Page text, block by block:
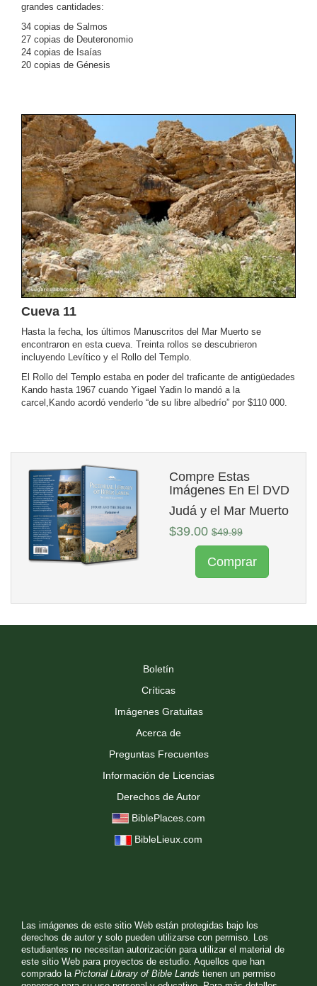
grandes cantidades:
34 copias de Salmos
27 copias de Deuteronomio
24 copias de Isaías
20 copias de Génesis
Cueva 11
Hasta la fecha, los últimos Manuscritos del Mar Muerto se
encontraron en esta cueva. Treinta rollos se descubrieron
incluyendo Levítico y el Rollo del Templo.
El Rollo del Templo estaba en poder del traficante de antigüedades
Kando hasta 1967 cuando Yigael Yadin lo mandó a la
carcel,Kando acordó venderlo “de su libre albedrío” por $110 000.
Compre Estas
Imágenes En El DVD
Judá y el Mar Muerto
$39.00 $49.99
Comprar
Boletín
Críticas
Imágenes Gratuitas
Acerca de
Preguntas Frecuentes
Información de Licencias
Derechos de Autor
BiblePlaces.com
BibleLieux.com
Las imágenes de este sitio Web están protegidas bajo los
derechos de autor y solo pueden utilizarse con permiso. Los
estudiantes no necesitan autorización para utilizar el material de
este sitio Web para proyectos de estudio. Aquellos que han
comprado la Pictorial Library of Bible Lands tienen un permiso